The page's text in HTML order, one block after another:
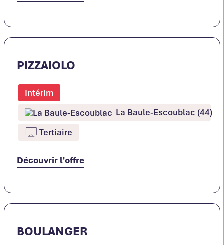
PIZZAIOLO
Intérim
La Baule-Escoublac (44)
Tertiaire
Découvrir l'offre
BOULANGER